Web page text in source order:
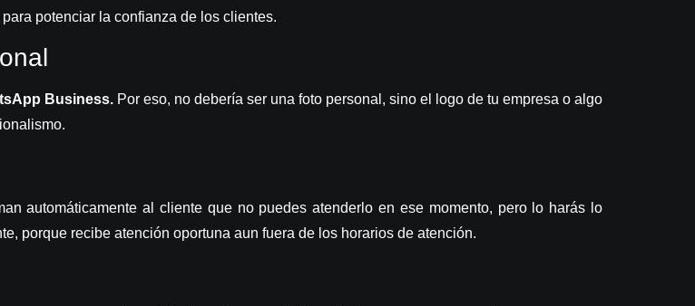
potenciar la confianza de los clientes.
Business. Por eso, no debería ser una foto personal, sino el logo de tu empresa o algo
automáticamente al cliente que no puedes atenderlo en ese momento, pero lo harás lo
porque recibe atención oportuna aun fuera de los horarios de atención.